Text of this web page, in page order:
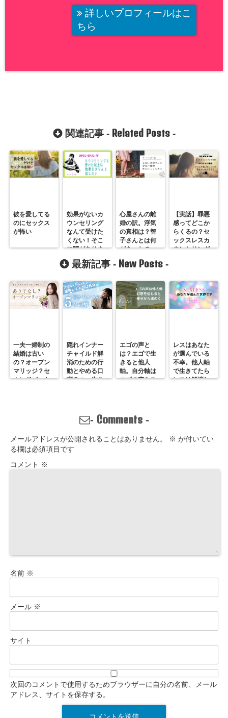
詳しいプロフィールはこ
ちら
関連記事 - Related Posts-
彼を愛してる
のにセックス
が怖い
効果がないカ
ウンセリング
なんて受けた
くない！そこ
に闇がありま
心屋さんの離
婚の訳。浮気
の真相は？智
子さんとは何
があったの
ンセラーが診
【実話】罪悪
感ってどこか
らくるの？セ
ックスレスカ
ウンセリング
最新記事 - New Posts -
一夫一婦制の
結婚は古い
の？オープン
マリッジ？セ
カンドパート
隠れインナー
チャイルド解
消のための行
動とやめる口
癖５つ。生き
関係改善方法
はここにある
エゴの声と
は？エゴで生
きると他人
軸。自分軸は
エゴの声をや
レスはあなた
が選んでいる
不幸。他人軸
で生きてたら
レスは解消し
- Comments-
メールアドレスが公開されることはありません。 ※ が付いてい
る欄は必須項目です
コメント ※
名前 ※
メール ※
サイト
次回のコメントで使用するためブラウザーに自分の名前、メール
アドレス、サイトを保存する。